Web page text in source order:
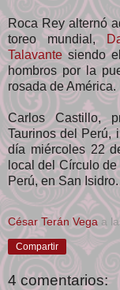
Roca Rey alternó
toreo mundial,
Talavantesiendo
hombros por la
rosada de América.
Carlos Castillo,
Taurinos del Perú,
día miércoles 22
local del Círculo
Perú, en San Isidro.
César Terán Vega a
Compartir
4 comentarios: